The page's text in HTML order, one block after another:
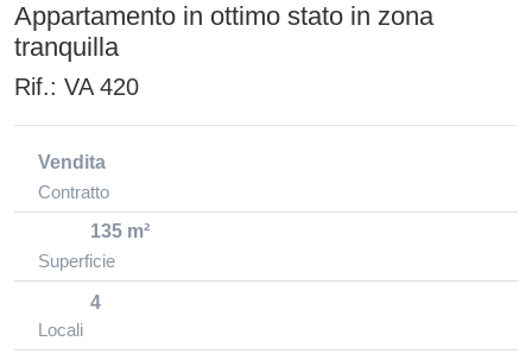
Appartamento in ottimo stato in zona
tranquilla
Rif.: VA 420
Vendita
Contratto
135 m²
Superficie
4
Locali